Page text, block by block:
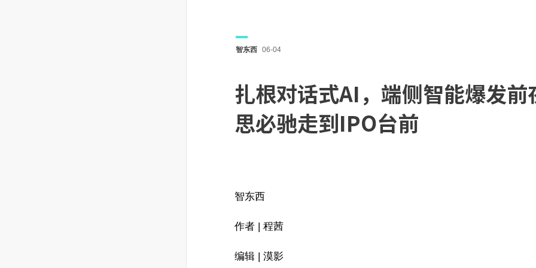
智东西 06-04
扎根对话式AI，端侧智能爆发前
思必驰走到IPO台前
智东西
作者 | 程茜
编辑 | 漠影